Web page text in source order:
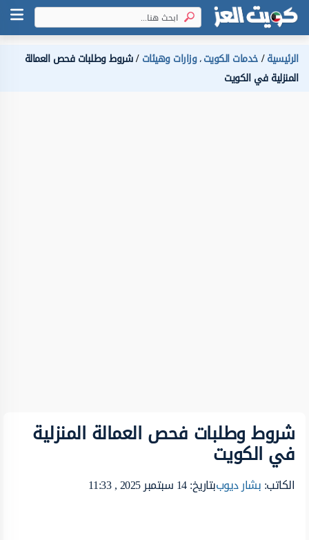
الرئيسية خدمات الكويت،وزارات وهيئات شروط وطلبات فحص العمالة
المنزلية في الكويت
شروط وطلبات فحص العمالة المنزلية
في الكويت
الكاتب:بشار ديوببتاريخ: 14 سبتمبر 2025 , 11:33